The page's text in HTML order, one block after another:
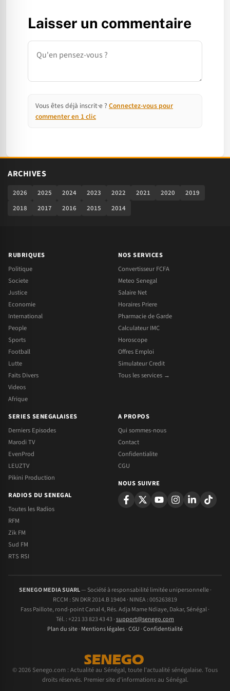
Laisser un commentaire
Commentaire
Vous êtes déjà inscrit·e ? Connectez-vous pour
commenter en 1 clic
ARCHIVES
2026 2025 2024 2023 2022 2021 2020
2019
2018
2017 2016 2015 2014
RUBRIQUES
Politique
Societe
Justice
Economie
International
People
Sports
Football
Lutte
Faits Divers
Videos
Afrique
NOS SERVICES
Convertisseur FCFA
Meteo Senegal
Salaire Net
Horaires Priere
Pharmacie de Garde
Calculateur IMC
Horoscope
Offres Emploi
Simulateur Credit
Tous les services →
SERIES SENEGALAISES
Derniers Episodes
Marodi TV
EvenProd
LEUZTV
Pikini Production
RADIOS DU SENEGAL
Toutes les Radios
RFM
Zik FM
Sud FM
RTS RSI
A PROPOS
Qui sommes-nous
Contact
Confidentialite
CGU
NOUS SUIVRE
SENEGO MEDIA SUARL— Société à responsabilité limitée unipersonnelle ·
RCCM : SN DKR 2014.B 19404 · NINEA : 005263819
Fass Paillote, rond-point Canal 4, Rés. Adja Mame Ndiaye, Dakar, Sénégal ·
Tél. : +221 33 823 43 43 ·support@senego.com
Plan du site· Mentions légales·CGU ·Confidentialité
© 2026 Senego.com : Actualité au Sénégal, toute l'actualité sénégalaise. Tous
droits réservés. Premier site d'informations au Sénégal.